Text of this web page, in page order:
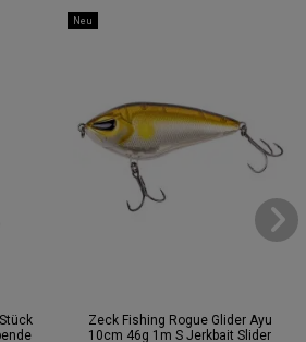
Neu
Zeck Fishing Rogue Glider Ayu
10cm 46g 1m S Jerkbait Slider